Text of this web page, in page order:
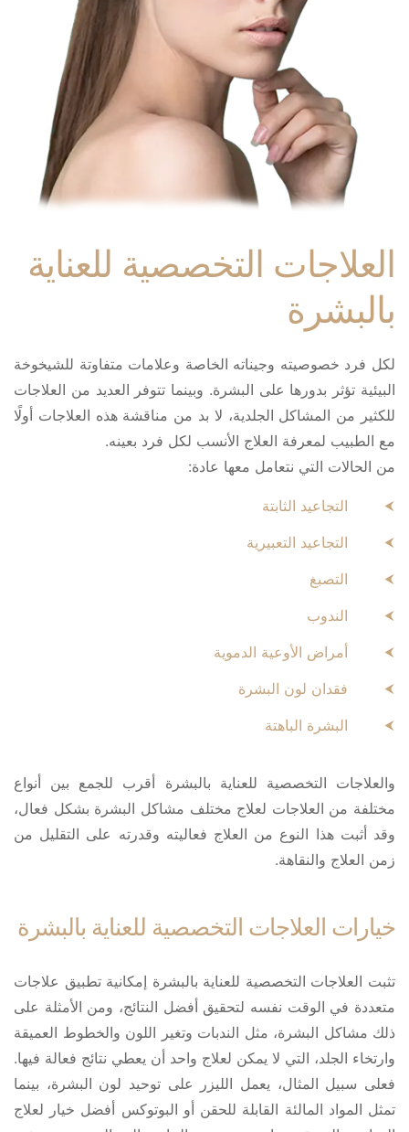
العلاجات التخصصية للعناية
بالبشرة
لكل فرد خصوصيته وجيناته الخاصة وعلامات متفاوتة للشيخوخة
البيئية تؤثر بدورها على البشرة. وبينما تتوفر العديد من العلاجات
للكثير من المشاكل الجلدية، لا بد من مناقشة هذه العلاجات أولًا
مع الطبيب لمعرفة العلاج الأنسب لكل فرد بعينه.
من الحالات التي نتعامل معها عادة:
التجاعيد الثابتة
التجاعيد التعبيرية
التصبغ
الندوب
أمراض الأوعية الدموية
فقدان لون البشرة
البشرة الباهتة
والعلاجات التخصصية للعناية بالبشرة أقرب للجمع بين أنواع
مختلفة من العلاجات لعلاج مختلف مشاكل البشرة بشكل فعال،
وقد أثبت هذا النوع من العلاج فعاليته وقدرته على التقليل من
زمن العلاج والنقاهة.
خيارات العلاجات التخصصية للعناية بالبشرة
تثبت العلاجات التخصصية للعناية بالبشرة إمكانية تطبيق علاجات
متعددة في الوقت نفسه لتحقيق أفضل النتائج، ومن الأمثلة على
ذلك مشاكل البشرة، مثل الندبات وتغير اللون والخطوط العميقة
وارتخاء الجلد، التي لا يمكن لعلاج واحد أن يعطي نتائج فعالة فيها.
فعلى سبيل المثال، يعمل الليزر على توحيد لون البشرة، بينما
تمثل المواد المالئة القابلة للحقن أو البوتوكس أفضل خيار لعلاج